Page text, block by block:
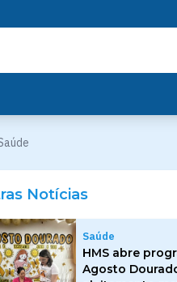
Notícias
Saúde
HMS abre
Agosto